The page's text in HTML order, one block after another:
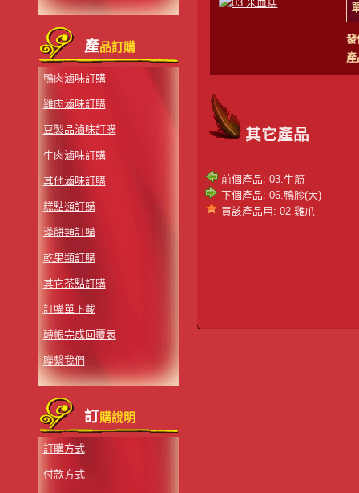
產品訂購
鴨肉滷味訂購
雞肉滷味訂購
豆製品滷味訂購
牛肉滷味訂購
其他滷味訂購
糕點類訂購
漢餅類訂購
乾果類訂購
其它茶點訂購
訂購單下載
轉帳完成回覆表
聯繫我們
訂購說明
訂購方式
付款方式
發
其它產品
前個產品: 03.牛筋
下個產品: 06.鴨胗(大)
買該產品用:02.雞爪